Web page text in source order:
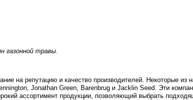
газонной травы.
на репутацию и качество производителей. Некоторые из
Jonathan Green, Barenbrug и Jacklin Seed. Эти
ассортимент продукции, позволяющий выбрать